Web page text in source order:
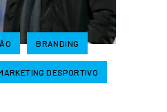
BRANDING
DESPORTIVO